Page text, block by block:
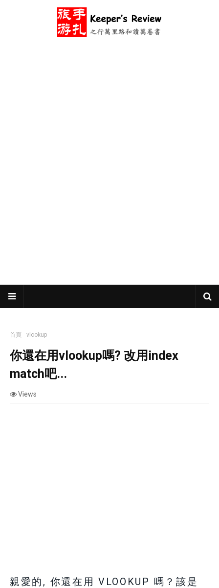
首頁 vlookup
你還在用vlookup嗎? 改用index
match吧...
Views
親愛的, 你還在用 VLOOKUP 嗎？該是